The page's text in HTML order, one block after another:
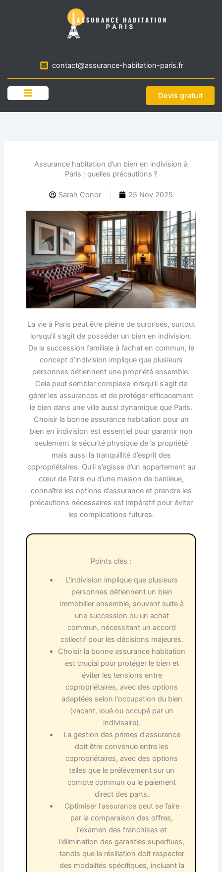
contact@assurance-habitation-paris.fr
Devis gratuit
Assurance habitation d’un bien en indivision à
Paris : quelles précautions ?
Sarah Conor 25 Nov 2025
La vie à Paris peut être pleine de surprises, surtout
lorsqu’il s’agit de posséder un bien en indivision.
De la succession familiale à l’achat en commun, le
concept d’indivision implique que plusieurs
personnes détiennent une propriété ensemble.
Cela peut sembler complexe lorsqu’il s’agit de
gérer les assurances et de protéger efficacement
le bien dans une ville aussi dynamique que Paris.
Choisir la bonne assurance habitation pour un
bien en indivision est essentiel pour garantir non
seulement la sécurité physique de la propriété
mais aussi la tranquillité d’esprit des
copropriétaires. Qu’il s’agisse d’un appartement au
cœur de Paris ou d’une maison de banlieue,
connaître les options d’assurance et prendre les
précautions nécessaires est impératif pour éviter
les complications futures.
Points clés :
L'indivision implique que plusieurs
personnes détiennent un bien
immobilier ensemble, souvent suite à
une succession ou un achat
commun, nécessitant un accord
collectif pour les décisions majeures.
Choisir la bonne assurance habitation
est crucial pour protéger le bien et
éviter les tensions entre
copropriétaires, avec des options
adaptées selon l'occupation du bien
(vacant, loué ou occupé par un
indivisaire).
La gestion des primes d'assurance
doit être convenue entre les
copropriétaires, avec des options
telles que le prélèvement sur un
compte commun ou le paiement
direct des parts.
Optimiser l'assurance peut se faire
par la comparaison des offres,
l'examen des franchises et
l'élimination des garanties superflues,
tandis que la résiliation doit respecter
des modalités spécifiques, incluant la